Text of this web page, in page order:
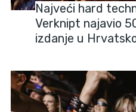
Najveći hard
Verknipt najavio
izdanje u